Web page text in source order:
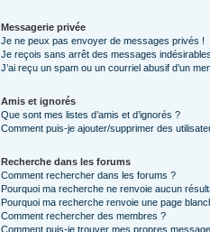
Messagerie privée
Je ne peux pas envoyer de messages privés !
Je reçois sans arrêt des messages
J’ai reçu un spam ou un courriel abusif d’un
Amis et ignorés
Que sont mes listes d’amis et d’ignorés ?
Comment puis-je ajouter/supprimer des
Recherche dans les forums
Comment rechercher dans les forums ?
Pourquoi ma recherche ne renvoie aucun
Pourquoi ma recherche renvoie une page
Comment rechercher des membres ?
Comment puis-je trouver mes propres